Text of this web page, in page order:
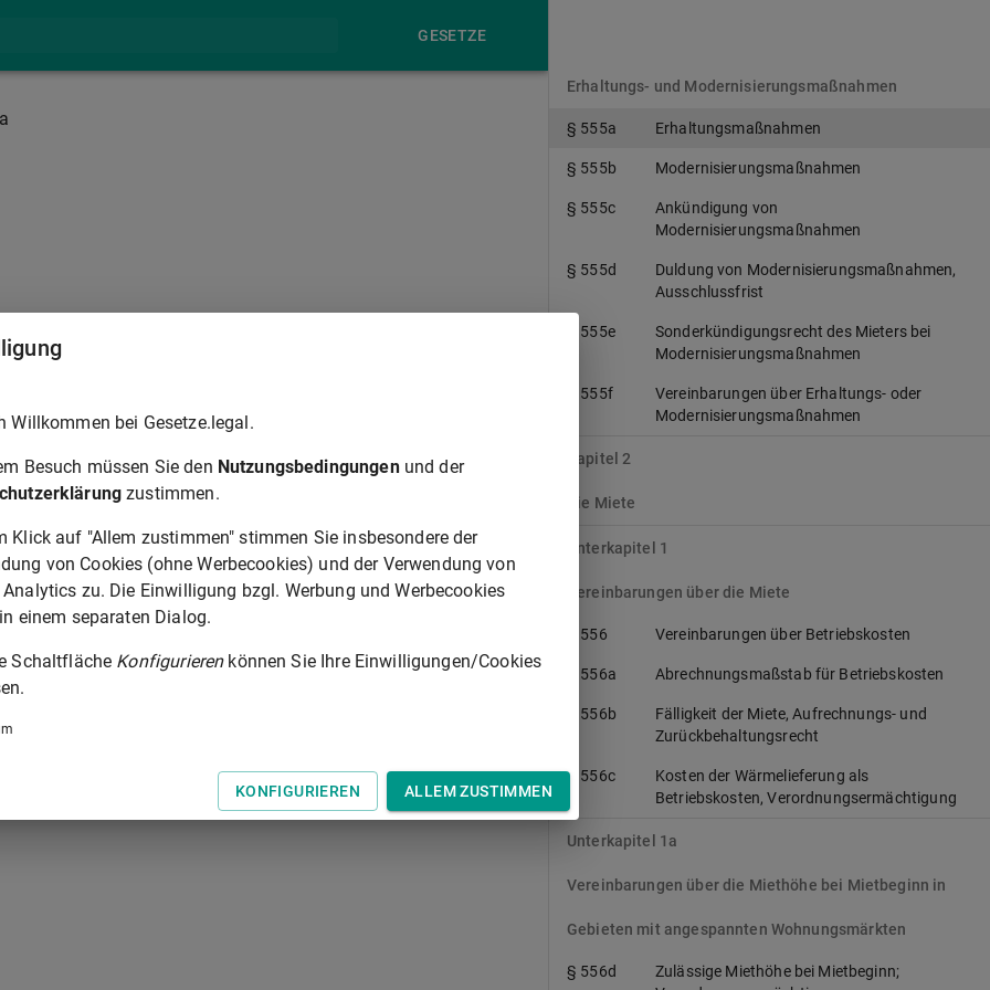
GESETZE
oder Instandsetzung der Mietsache erforderlich sind
es sei denn, sie sind nur mit einer unerheblichen
Durchführung ist zwingend erforderlich.
machen muss, hat der Vermieter in
Vorschuss zu leisten.
Vereinbarung ist unwirksam.
Tastatur zur Navigation zwischen Normen.
Erhaltungs- und Modernisierungsmaßnahmen
§ 555a Erhaltungsmaßnahmen
§ 555b Modernisierungsmaßnahmen
§ 555c
Ankündigung von
Modernisierungsmaßnahmen
§ 555d
Duldung von Modernisierungsmaßnahmen,
Ausschlussfrist
§ 555e
Sonderkündigungsrecht des Mieters bei
Modernisierungsmaßnahmen
§ 555f
Vereinbarungen über Erhaltungs- oder
Modernisierungsmaßnahmen
Kapitel 2
Die Miete
Unterkapitel 1
Vereinbarungen über die Miete
§ 556 Vereinbarungen über Betriebskosten
§ 556a Abrechnungsmaßstab für Betriebskosten
§ 556b
Fälligkeit der Miete, Aufrechnungs- und
Zurückbehaltungsrecht
§ 556c
Kosten der Wärmelieferung als
Betriebskosten, Verordnungsermächtigung
Unterkapitel 1a
Vereinbarungen über die Miethöhe bei Mietbeginn in
Gebieten mit angespannten Wohnungsmärkten
§ 556d
Zulässige Miethöhe bei Mietbeginn;
Willkommen bei Gesetze.legal.
Besuch müssen Sie den Nutzungsbedingungenund der
zustimmen.
Klick auf "Allem zustimmen" stimmen Sie insbesondere der
von Cookies (ohne Werbecookies) und der Verwendung von
Analytics zu. Die Einwilligung bzgl. Werbung und Werbecookies
einem separaten Dialog.
Schaltfläche Konfigurierenkönnen Sie Ihre Einwilligungen/Cookies
KONFIGURIEREN ALLEM ZUSTIMMEN